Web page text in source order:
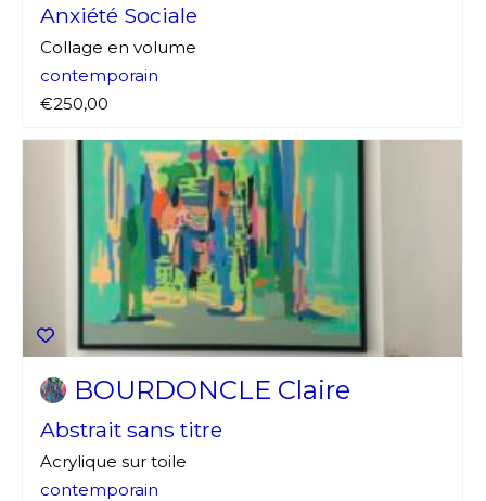
Anxiété Sociale
Collage en volume
contemporain
€250,00
BOURDONCLE Claire
Abstrait sans titre
Acrylique sur toile
contemporain